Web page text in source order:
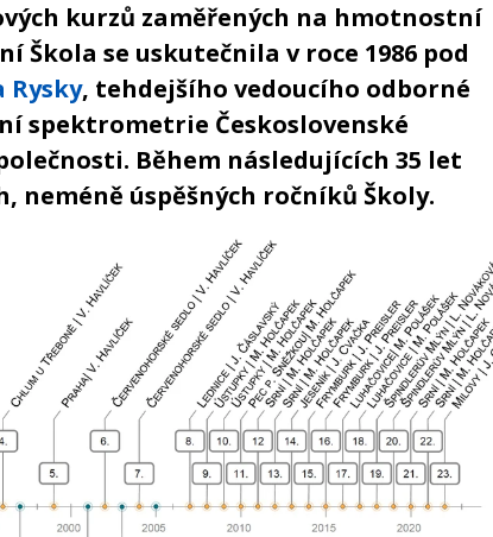
kurzů zaměřených na hmotnostní
Škola se uskutečnila v roce 1986 pod
Rysky, tehdejšího vedoucího odborné
spektrometrie Československé
Během následujících 35 let
neméně úspěšných ročníků Školy.